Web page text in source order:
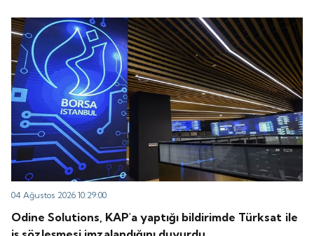
04 Ağustos 2026 10:29:00
Odine Solutions, KAP'a yaptığı bildirimde Türksat ile